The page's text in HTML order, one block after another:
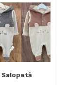
Salopetă